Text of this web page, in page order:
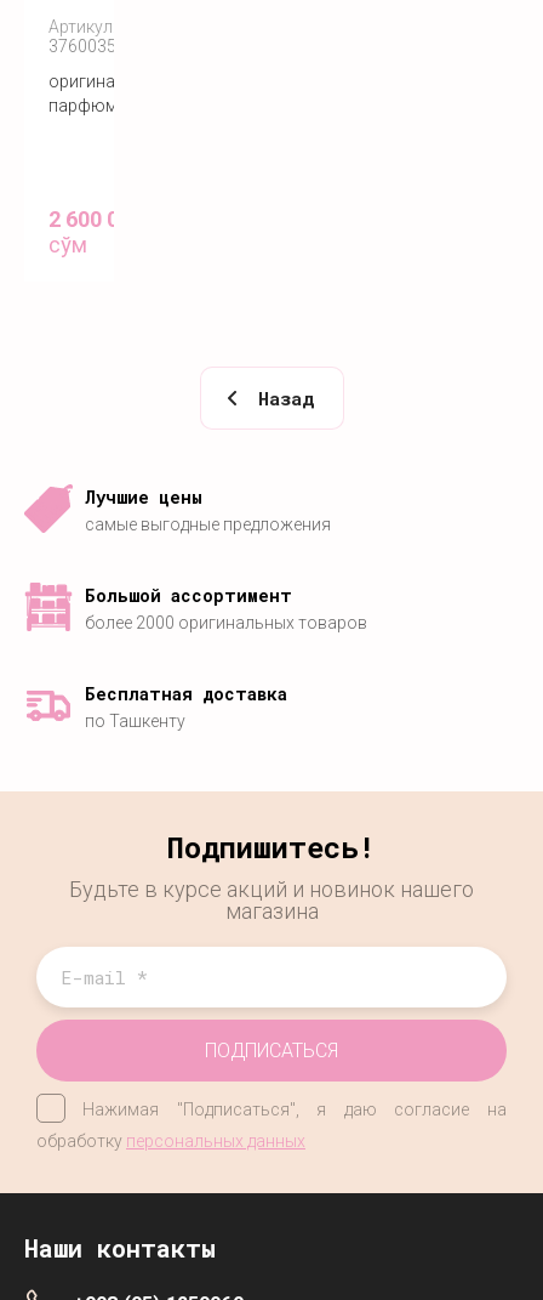
Артикул:
3760035450788
оригинальный
парфюм
2 600 000
сўм
Назад
Лучшие цены
самые выгодные предложения
Большой ассортимент
более 2000 оригинальных товаров
Бесплатная доставка
по Ташкенту
Подпишитесь!
Будьте в курсе акций и новинок нашего
магазина
Нажимая "Подписаться", я даю согласие на
обработку персональных данных
ПОДПИСАТЬСЯ
Наши контакты